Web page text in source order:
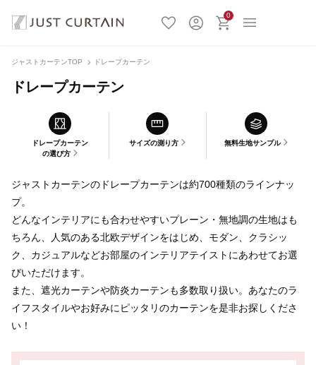
0
ジャストカーテンTOP ドレープカーテン
ドレープカーテン
ドレープカーテン
の選び方
サイズの測り方 無料生地サンプル
ジャストカーテンのドレープカーテンは約700種類のラインナッ
プ。
どんなインテリアにも合わせやすいプレーン・無地調の生地はも
ちろん、人気のある北欧デザインをはじめ、モダン、クラシッ
ク、カジュアルなどお部屋のインテリアテイストにあわせてお選
びいただけます。
また、遮光カーテンや防炎カーテンも多数取り扱い。あなたのラ
イフスタイルやお好みにピッタリのカーテンを是非お探しくださ
い！